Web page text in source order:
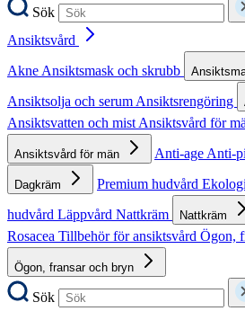
Sök
Ansiktsvård
AkneAnsiktsmask och skrubb
Ansiktsolja och serumAnsiktsrengöring
Ansiktsvatten och mistAnsiktsvård för
Ansiktsvård för män Anti-ageAnti-
Dagkräm Premium hudvård
hudvård Läppvård Nattkräm Nattkräm
Rosacea Tillbehör för ansiktsvård Ögon,
Ögon, fransar och bryn
Sök